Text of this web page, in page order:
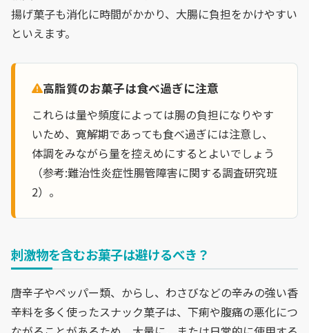
揚げ菓子も消化に時間がかかり、大腸に負担をかけやすい
といえます。
高脂質のお菓子は食べ過ぎに注意
これらは量や頻度によっては腸の負担になりやす
いため、寛解期であっても食べ過ぎには注意し、
体調をみながら量を控えめにするとよいでしょう
（参考:難治性炎症性腸管障害に関する調査研究班
2）。
刺激物を含むお菓子は避けるべき？
唐辛子やペッパー類、からし、わさびなどの辛みの強い香
辛料を多く使ったスナック菓子は、下痢や腹痛の悪化につ